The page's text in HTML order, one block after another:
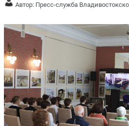
Автор: Пресс-служба